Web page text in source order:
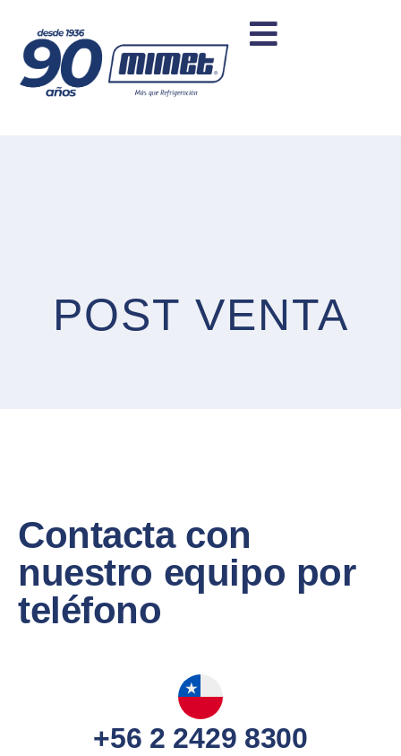
POST VENTA
Contacta con
nuestro equipo por
teléfono
+56 2 2429 8300